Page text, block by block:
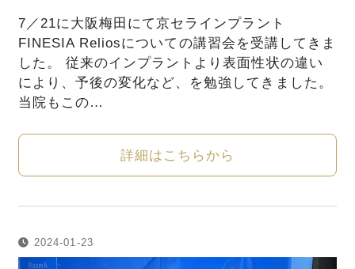
7／21に大阪梅田にて京セラインプラント
FINESIA Reliosについての講習会を受講してきま
した。 従来のインプラントより表面性状の違い
により、予後の変化など、を勉強してきました。
当院もこの…
詳細はこちらから
2024-01-23